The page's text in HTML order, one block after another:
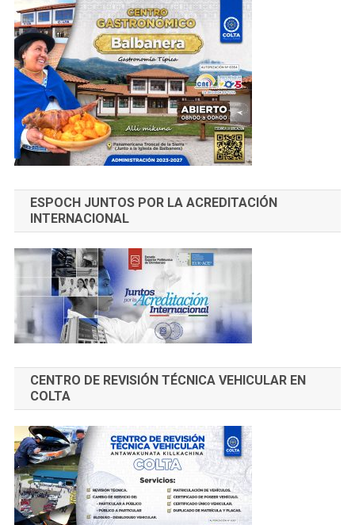
ESPOCH JUNTOS POR LA ACREDITACIÓN
INTERNACIONAL
CENTRO DE REVISIÓN TÉCNICA VEHICULAR EN
COLTA